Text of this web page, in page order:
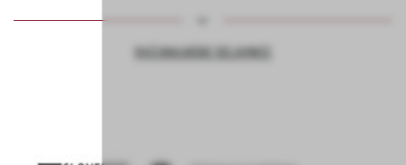
RAČUNALNIŠKE DELAVNICE